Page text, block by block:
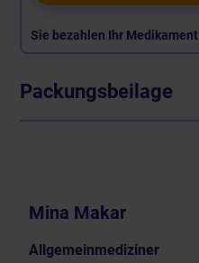
Sie bezahlen Ihr
Packungsbeilage
Mina Makar
Allgemeinmediziner